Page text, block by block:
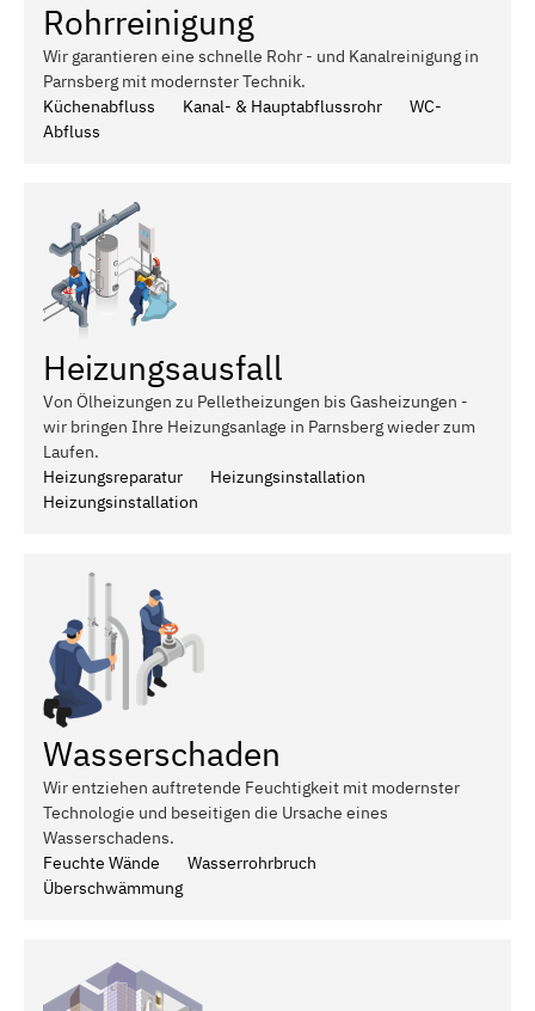
Rohrreinigung
Wir garantieren eine schnelle Rohr - und Kanalreinigung in
Parnsberg mit modernster Technik.
Küchenabfluss
Kanal- & Hauptabflussrohr
WC-
Abfluss
Heizungsausfall
Von Ölheizungen zu Pelletheizungen bis Gasheizungen -
wir bringen Ihre Heizungsanlage in Parnsberg wieder zum
Laufen.
Heizungsreparatur
Heizungsinstallation
Heizungsinstallation
Wasserschaden
Wir entziehen auftretende Feuchtigkeit mit modernster
Technologie und beseitigen die Ursache eines
Wasserschadens.
Feuchte Wände
Wasserrohrbruch
Überschwämmung